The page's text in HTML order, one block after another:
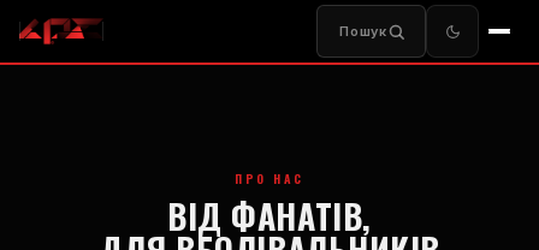
Пошук
ПРО НАС
ВІД ФАНАТІВ,